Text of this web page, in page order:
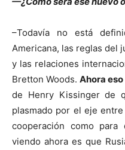
–Todavía no está
Americana, las reglas del
y las relaciones
Bretton Woods.Ahora
de Henry Kissinger de
plasmado por el eje
cooperación como
viendo ahora es que